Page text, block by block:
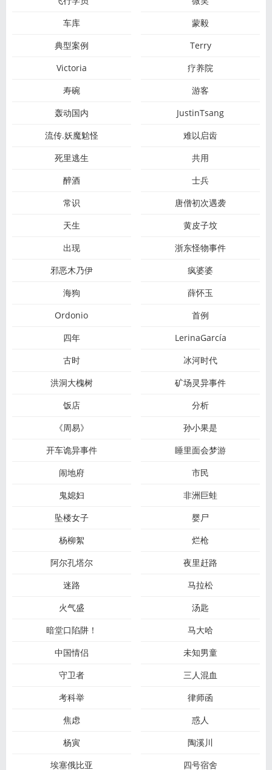
车库
蒙毅
典型案例
Terry
Victoria
疗养院
寿碗
游客
轰动国内
JustinTsang
流传.妖魔魀怪
难以启齿
死里逃生
共用
醉酒
士兵
常识
唐僧初次遇袭
天生
黄皮子坟
出现
浙东怪物事件
邪恶木乃伊
疯婆婆
海狗
薛怀玉
Ordonio
首例
四年
LerinaGarcía
古时
冰河时代
洪洞大槐树
矿场灵异事件
饭店
分析
《周易》
孙小果是
开车诡异事件
睡里面会梦游
闹地府
市民
鬼媳妇
非洲巨蛙
坠楼女子
婴尸
杨柳絮
烂枪
阿尔孔塔尔
夜里赶路
迷路
马拉松
火气盛
汤匙
暗堂口陷阱！
马大哈
中国情侣
未知男童
守卫者
三人混血
考科举
律师函
焦虑
惑人
杨寅
陶溪川
埃塞俄比亚
四号宿舍